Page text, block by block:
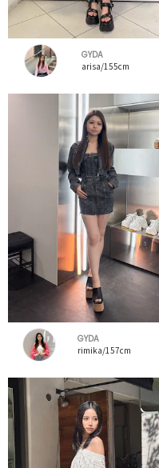
GYDA
arisa/155cm
GYDA
rimika/157cm